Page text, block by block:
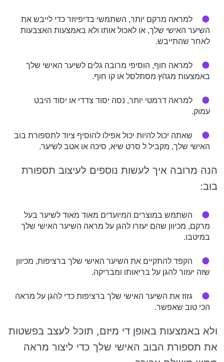
למראה מרקם יותר, השתמשי בדיפיוזר כדי לייבש את
השיער האישי שלך, או לאכול אותו ולא באמצעות האצבעות
לאחר שהתייבש.
למראה חוף, הוסיפי מרובה גלים לשיער האישי שלך
באמצעות מגהץ מסתלסל או קו חוף.
למראה דרמטי יותר, נסה יסוד צדדי או יסוד היבט
עמוק.
שאתה יכול להיות יכול אפילו להוסיף ציוד לתספורת בוב
האישי שלך, מקביל ל סרט שיא, סיכה או אטב לשיער.
הנה מרובה איך לעשות נוספים לעיצוב תספורת
בוב:
השתמש במוצרים המיועדים מאוד מאוד לשיער בעל
מרקם, מכיוון שהם יעזרו להגן על מראה השיער האישי שלך
במיטבו.
הקפד להתקיים את השיער האישי שלך ברציפות, מכיוון
שזה יעזור להגן על בריאותו ומבריקה.
גזוז את השיער האישי שלך ברציפות כדי להגן על מראה
הכי טוב שאפשר.
ולא באמצעות באופן די מיזם, תוכל לעצב בפשטות
את תספורת הבוב האישי שלך כדי ליצור מראה